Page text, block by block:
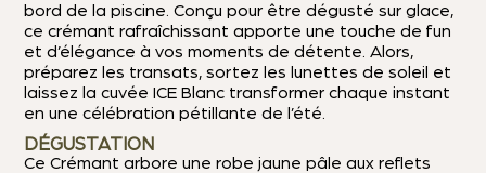
bord de la piscine. Conçu pour être dégusté sur glace,
ce crémant rafraîchissant apporte une touche de fun
et d’élégance à vos moments de détente. Alors,
préparez les transats, sortez les lunettes de soleil et
laissez la cuvée ICE Blanc transformer chaque instant
en une célébration pétillante de l’été.
DÉGUSTATION
Ce Crémant arbore une robe jaune pâle aux reflets